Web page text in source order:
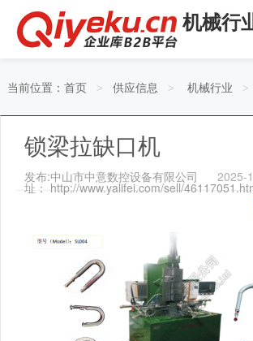
机械行
当前位置： 首页 > 供应信息 > 机械行业 >
锁梁拉缺口机
发布:中山市中意数控设备有限公司 2025-
址： http://www.yalifei.com/sell/